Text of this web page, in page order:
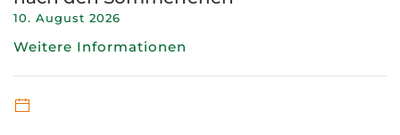
10. August 2026
Weitere Informationen